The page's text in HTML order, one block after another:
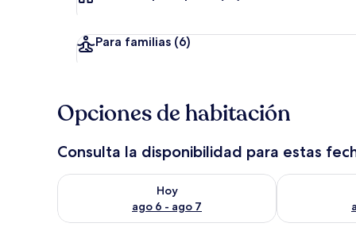
Para familias (6)
Opciones de habitación
Consulta la disponibilidad para estas
Hoy
ago 6 - ago 7
Consulta la disponibilidad para hoy ago 6 - ago 7
Consulta la